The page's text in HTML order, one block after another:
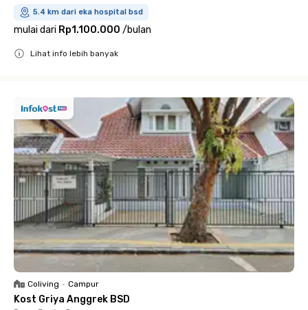
5.4 km dari eka hospital bsd
mulai dari Rp1.100.000 /bulan
Lihat info lebih banyak
Coliving • Campur
Kost Griya Anggrek BSD